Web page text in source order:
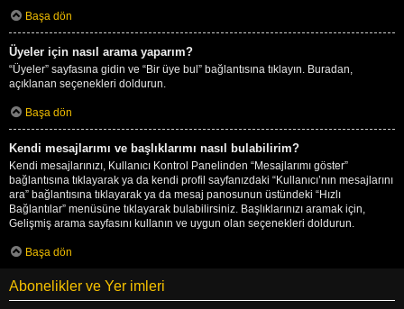
Başa dön
Üyeler için nasıl arama yaparım?
“Üyeler” sayfasına gidin ve “Bir üye bul” bağlantısına tıklayın. Buradan,
açıklanan seçenekleri doldurun.
Başa dön
Kendi mesajlarımı ve başlıklarımı nasıl bulabilirim?
Kendi mesajlarınızı, Kullanıcı Kontrol Panelinden “Mesajlarımı göster”
bağlantısına tıklayarak ya da kendi profil sayfanızdaki “Kullanıcı’nın mesajlarını
ara” bağlantısına tıklayarak ya da mesaj panosunun üstündeki “Hızlı
Bağlantılar” menüsüne tıklayarak bulabilirsiniz. Başlıklarınızı aramak için,
Gelişmiş arama sayfasını kullanın ve uygun olan seçenekleri doldurun.
Başa dön
Abonelikler ve Yer imleri